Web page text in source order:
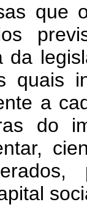
que
da
quais
a
do